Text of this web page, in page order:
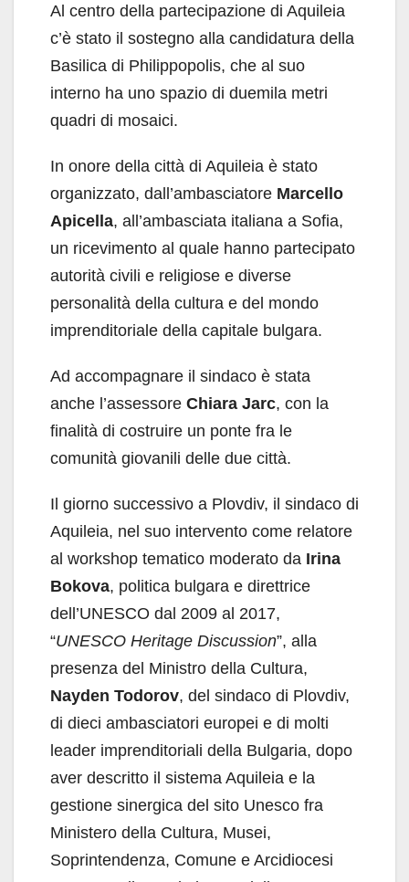
Al centro della partecipazione di Aquileia
c’è stato il sostegno alla candidatura della
Basilica di Philippopolis, che al suo
interno ha uno spazio di duemila metri
quadri di mosaici.
In onore della città di Aquileia è stato
organizzato, dall’ambasciatore Marcello
Apicella, all’ambasciata italiana a Sofia,
un ricevimento al quale hanno partecipato
autorità civili e religiose e diverse
personalità della cultura e del mondo
imprenditoriale della capitale bulgara.
Ad accompagnare il sindaco è stata
anche l’assessore Chiara Jarc, con la
finalità di costruire un ponte fra le
comunità giovanili delle due città.
Il giorno successivo a Plovdiv, il sindaco di
Aquileia, nel suo intervento come relatore
al workshop tematico moderato da Irina
Bokova, politica bulgara e direttrice
dell’UNESCO dal 2009 al 2017,
“UNESCO Heritage Discussion”, alla
presenza del Ministro della Cultura,
Nayden Todorov, del sindaco di Plovdiv,
di dieci ambasciatori europei e di molti
leader imprenditoriali della Bulgaria, dopo
aver descritto il sistema Aquileia e la
gestione sinergica del sito Unesco fra
Ministero della Cultura, Musei,
Soprintendenza, Comune e Arcidiocesi